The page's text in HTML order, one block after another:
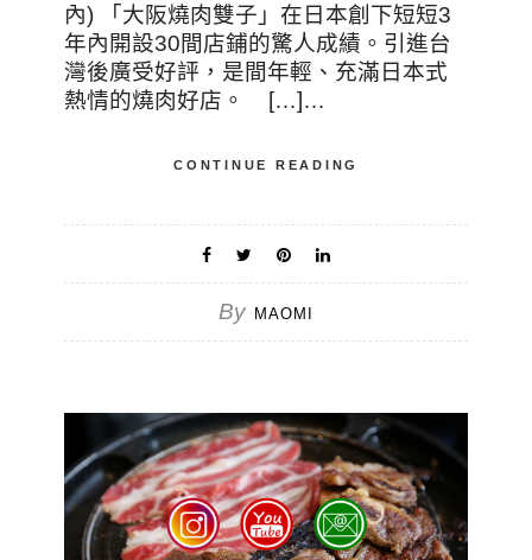
內) 「大阪燒肉雙子」在日本創下短短3
年內開設30間店鋪的驚人成績。引進台
灣後廣受好評，是間年輕、充滿日本式
熱情的燒肉好店。 […]…
CONTINUE READING
By MAOMI